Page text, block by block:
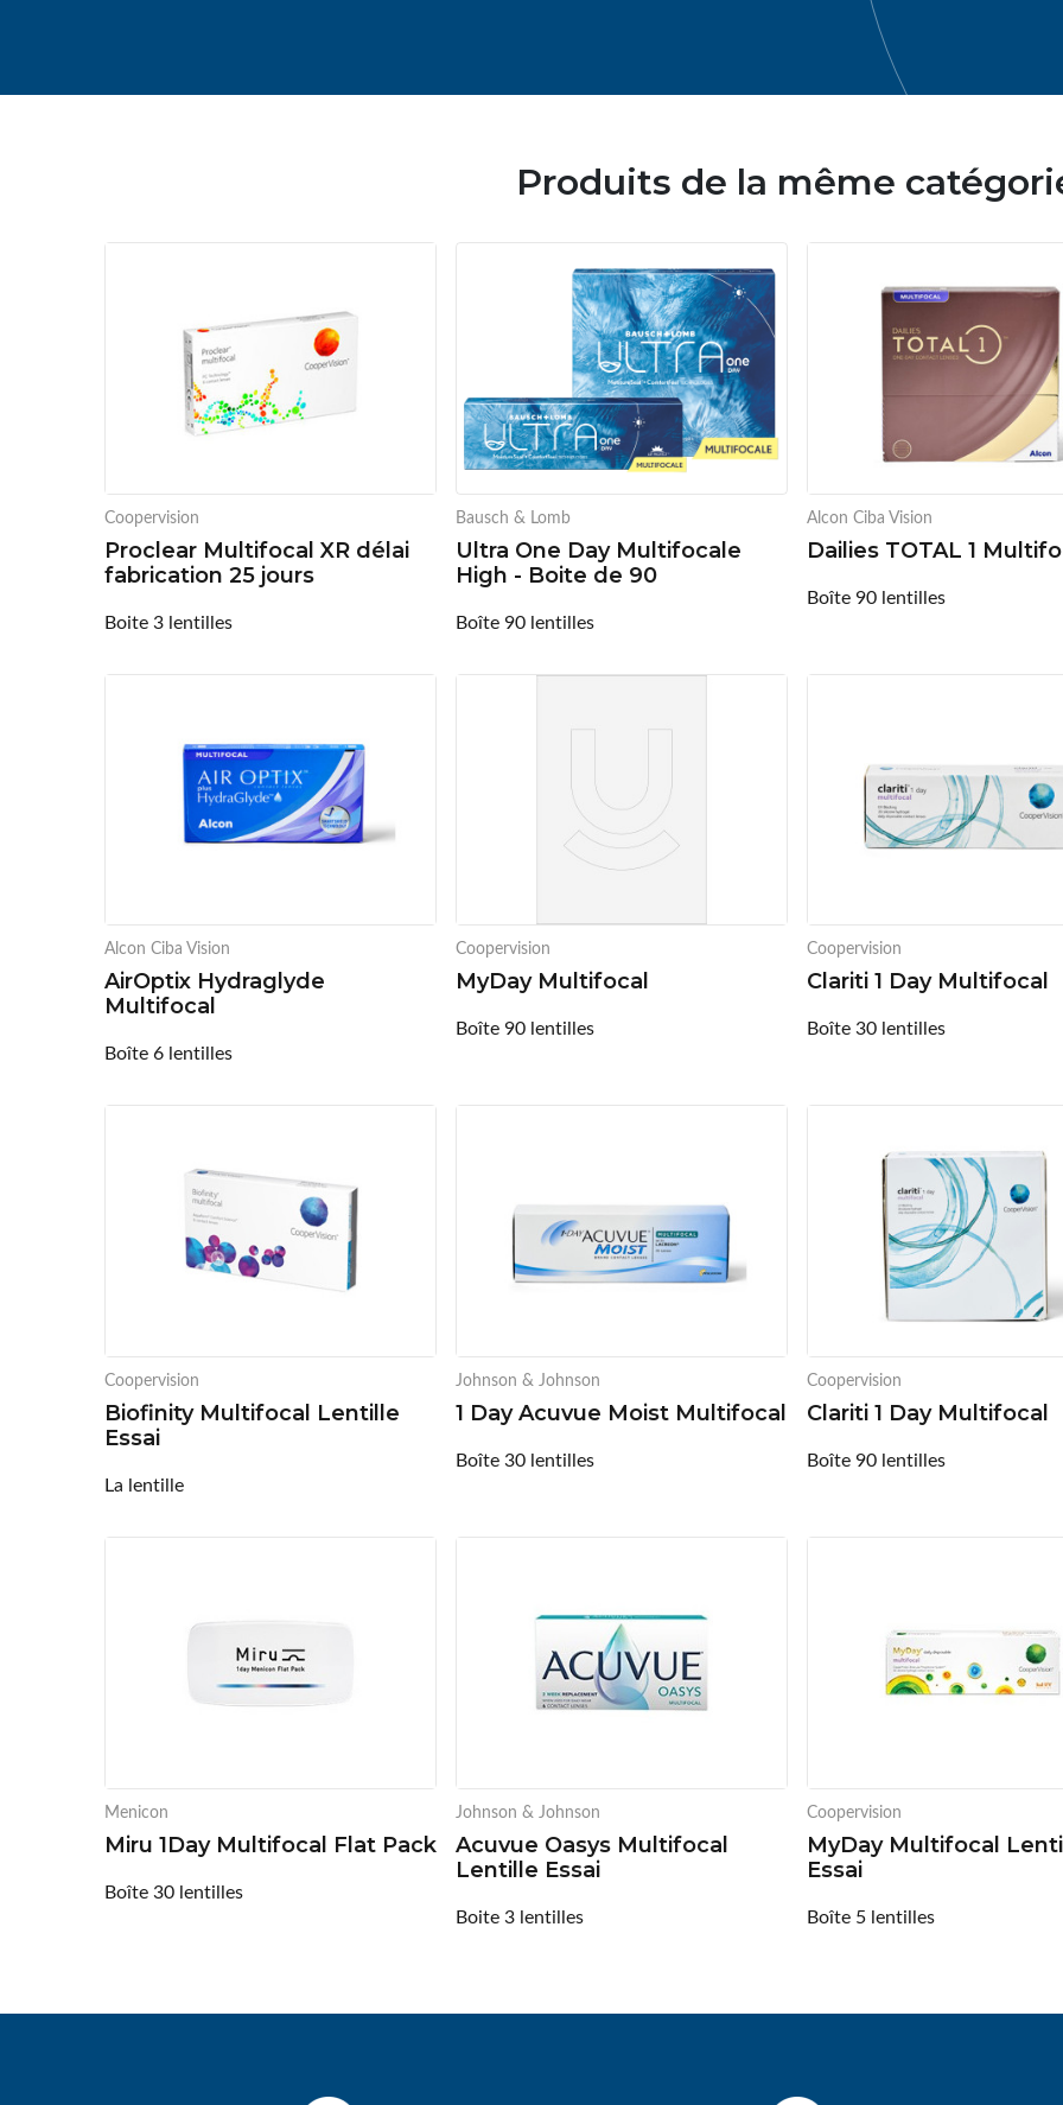
Produits de la même
Coopervision
Proclear Multifocal XR délai
fabrication 25 jours
Boite 3 lentilles
Bausch & Lomb
Ultra One Day Multifocale
High - Boite de 90
Boîte 90 lentilles
Alcon Ciba Vision
Dailies TOTAL 1
Boîte 90 lentilles
Alcon Ciba Vision
AirOptix Hydraglyde
Multifocal
Boîte 6 lentilles
Coopervision
MyDay Multifocal
Boîte 90 lentilles
Coopervision
Clariti 1 Day Multifocal
Boîte 30 lentilles
Coopervision
Biofinity Multifocal Lentille
Essai
La lentille
Johnson & Johnson
1 Day Acuvue Moist Multifocal
Boîte 30 lentilles
Coopervision
Clariti 1 Day Multifocal
Boîte 90 lentilles
Menicon
Miru 1Day Multifocal Flat Pack
Boîte 30 lentilles
Johnson & Johnson
Acuvue Oasys Multifocal
Lentille Essai
Boite 3 lentilles
Coopervision
MyDay Multifocal
Essai
Boîte 5 lentilles